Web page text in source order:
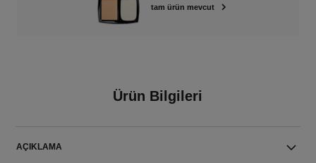
tam ürün mevcut
Ürün Bilgileri
AÇIKLAMA